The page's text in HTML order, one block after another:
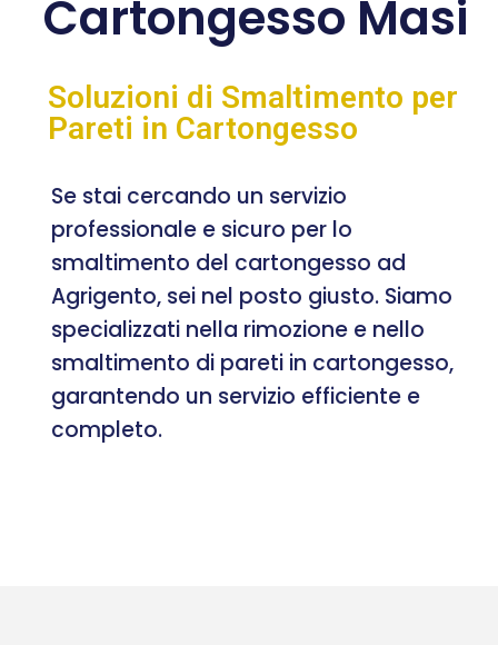
Cartongesso Masi
Soluzioni di Smaltimento per
Pareti in Cartongesso
Se stai cercando un servizio
professionale e sicuro per lo
smaltimento del cartongesso ad
Agrigento, sei nel posto giusto. Siamo
specializzati nella rimozione e nello
smaltimento di pareti in cartongesso,
garantendo un servizio efficiente e
completo.